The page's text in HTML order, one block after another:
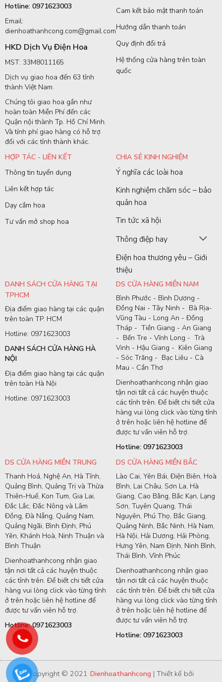
Hotline: 0971623003
Email:
dienhoathanhcong.com@gmail.com
HKD Dịch Vụ Điện Hoa
MST: 33M8011165
Dịch vụ giao hoa đến 63 tỉnh
thành Việt Nam.
Chúng tôi giao hoa gần như
hoàn toàn Miễn Phí đến các
Quận nội thành Tp. Hồ Chí Minh.
Và tính phí giao hàng có hỗ trợ
đối với các tỉnh thành khác.
Cam kết bảo mật thanh toán
Hướng dẫn thanh toán
Quy định đổi trả
Hệ thống cửa hàng trên toàn
quốc
HỢP TÁC - LIÊN KẾT
Thông tin tuyển dụng
Liên kết hợp tác
Dạy cắm hoa
Tư vấn mở shop hoa
CHIA SẺ KINH NGHIỆM
Ý nghĩa các loài hoa
Kinh nghiệm chăm sóc – bảo
quản hoa
Tin tức xã hội
Thông điệp hay
Điện hoa thương yêu – Giới
thiệu
DANH SÁCH CỬA HÀNG TẠI
TPHCM
Địa điểm giao hàng tại các quận
trên toàn TP. HCM
Hotline: 0971623003
DANH SÁCH CỬA HÀNG HÀ
NỘI
Địa điểm giao hàng tại các quận
trên toàn Hà Nội
Hotline: 0971623003
DS CỬA HÀNG MIỀN NAM
Bình Phước - Bình Dương -
Đồng Nai - Tây Ninh - Bà Rịa-
Vũng Tàu - Long An - Đồng
Tháp - Tiền Giang - An Giang
- Bến Tre - Vĩnh Long - Trà
Vinh - Hậu Giang - Kiên Giang
- Sóc Trăng - Bạc Liêu - Cà
Mau - Cần Thơ
Dienhoathanhcong nhận giao
tận nơi tất cả các huyện thuộc
các tỉnh trên. Để biết chi tiết cửa
hàng vui lòng click vào từng tỉnh
ở trên hoặc liên hệ hotline để
được tư vấn viên hỗ trợ.
Hotline: 0971623003
DS CỬA HÀNG MIỀN TRUNG
Thanh Hoá, Nghệ An, Hà Tĩnh,
Quảng Bình, Quảng Trị và Thừa
Thiên-Huế, Kon Tum, Gia Lai,
Đắc Lắc, Đắc Nông và Lâm
Đồng, Đà Nẵng, Quảng Nam,
Quảng Ngãi, Bình Định, Phú
Yên, Khánh Hoà, Ninh Thuận và
Bình Thuận
Dienhoathanhcong nhận giao
tận nơi tất cả các huyện thuộc
các tỉnh trên. Để biết chi tiết cửa
hàng vui lòng click vào từng tỉnh
ở trên hoặc liên hệ hotline để
được tư vấn viên hỗ trợ.
Hotline: 0971623003
DS CỬA HÀNG MIỀN BẮC
Lào Cai, Yên Bái, Điện Biên, Hoà
Bình, Lai Châu, Sơn La, Hà
Giang, Cao Bằng, Bắc Kạn, Lạng
Sơn, Tuyên Quang, Thái
Nguyên, Phú Thọ, Bắc Giang,
Quảng Ninh, Bắc Ninh, Hà Nam,
Hà Nội, Hải Dương, Hải Phòng,
Hưng Yên, Nam Định, Ninh Bình,
Thái Bình, Vĩnh Phúc
Dienhoathanhcong nhận giao
tận nơi tất cả các huyện thuộc
các tỉnh trên. Để biết chi tiết cửa
hàng vui lòng click vào từng tỉnh
ở trên hoặc liên hệ hotline để
được tư vấn viên hỗ trợ.
Hotline: 0971623003
Copyright © 2021 Dienhoathanhcong | Thiết kế bởi